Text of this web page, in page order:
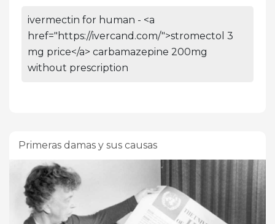
ivermectin for human - <a
href="https://ivercand.com/">stromectol 3
mg price</a> carbamazepine 200mg
without prescription
Primeras damas y sus causas